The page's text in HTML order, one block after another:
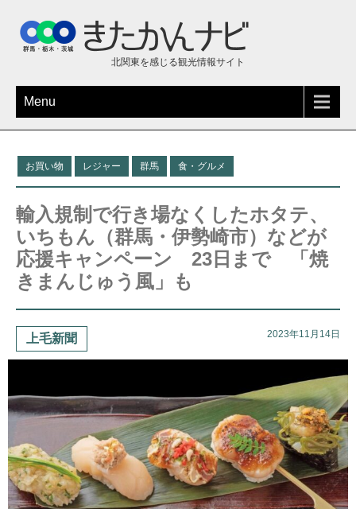
北関東を感じる観光情報サイト
Menu
お買い物 レジャー 群馬 食・グルメ
輸入規制で行き場なくしたホタテ、
いちもん（群馬・伊勢崎市）などが
応援キャンペーン 23日まで 「焼
きまんじゅう風」も
上毛新聞 2023年11月14日